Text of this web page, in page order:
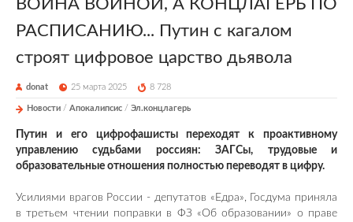
ВОЙНА ВОЙНОЙ, А КОНЦЛАГЕРЬ ПО
РАСПИСАНИЮ... Путин с кагалом
строят цифровое царство дьявола
donat 25 марта 2025 8 728
Новости / Апокалипсис / Эл.концлагерь
Путин и его цифрофашисты переходят к проактивному
управлению судьбами россиян: ЗАГСы, трудовые и
образовательные отношения полностью переводят в цифру.
Усилиями врагов России - депутатов «Едра», Госдума приняла
в третьем чтении поправки в ФЗ «Об образовании» о праве